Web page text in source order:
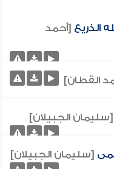
[أحمد
القطان]
[سليمان الجبيلان]
[سليمان الجبيلان]